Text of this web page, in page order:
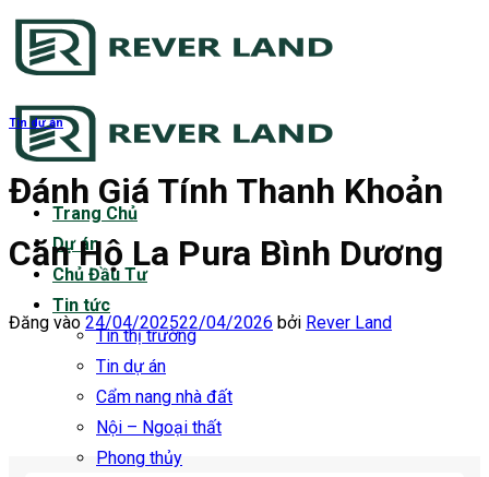
Bỏ
qua
dung
Trang Chủ
Dự án
Chủ Đầu Tư
Tin tức
Tin thị trường
Tin dự án
Cẩm nang nhà đất
Nội – Ngoại thất
Phong thủy
Tin dự án
Đánh Giá Tính Thanh Khoản
Căn Hộ La Pura Bình Dương
Đăng vào 24/04/202522/04/2026 bởi Rever Land